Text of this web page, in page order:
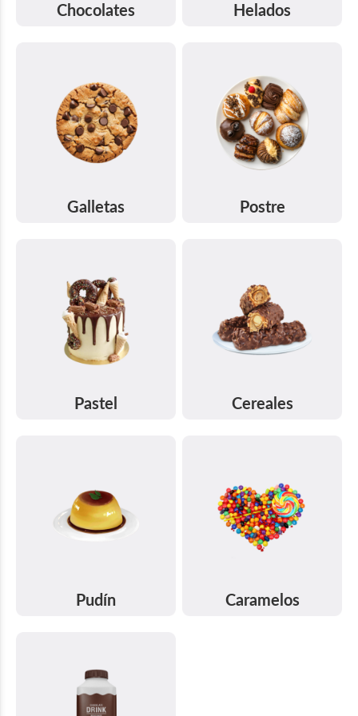
Chocolates Helados
Galletas Postre
Pastel Cereales
Pudín Caramelos